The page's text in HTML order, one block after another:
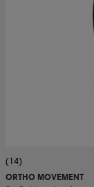
(14)
ORTHO MOVEMENT